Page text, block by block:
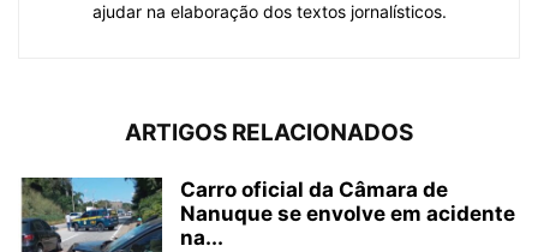
ajudar na elaboração dos textos jornalísticos.
ARTIGOS RELACIONADOS
Carro oficial da Câmara de
Nanuque se envolve em acidente
na...